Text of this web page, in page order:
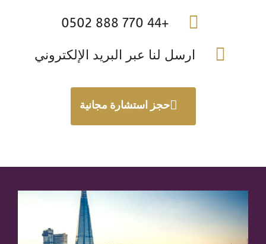
+44 770 888 0502
ارسل لنا عبر البريد الإلكتروني
حجز استشارة مجانية